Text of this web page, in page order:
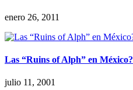
enero 26, 2011
Las “Ruins of Alph” en México?
julio 11, 2001